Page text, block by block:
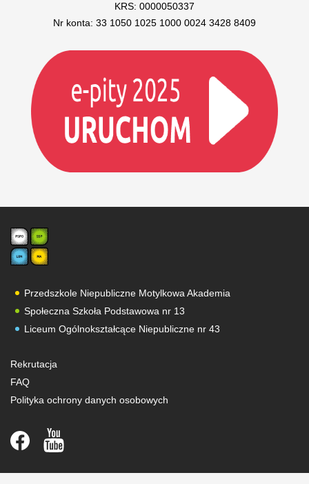
KRS: 0000050337
Nr konta: 33 1050 1025 1000 0024 3428 8409
Przedszkole Niepubliczne Motylkowa Akademia
Społeczna Szkoła Podstawowa nr 13
Liceum Ogólnokształcące Niepubliczne nr 43
Rekrutacja
FAQ
Polityka ochrony danych osobowych